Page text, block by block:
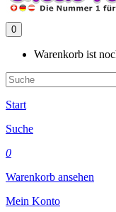
0
Warenkorb ist
Start
Suche
0
Warenkorb ansehen
Mein Konto